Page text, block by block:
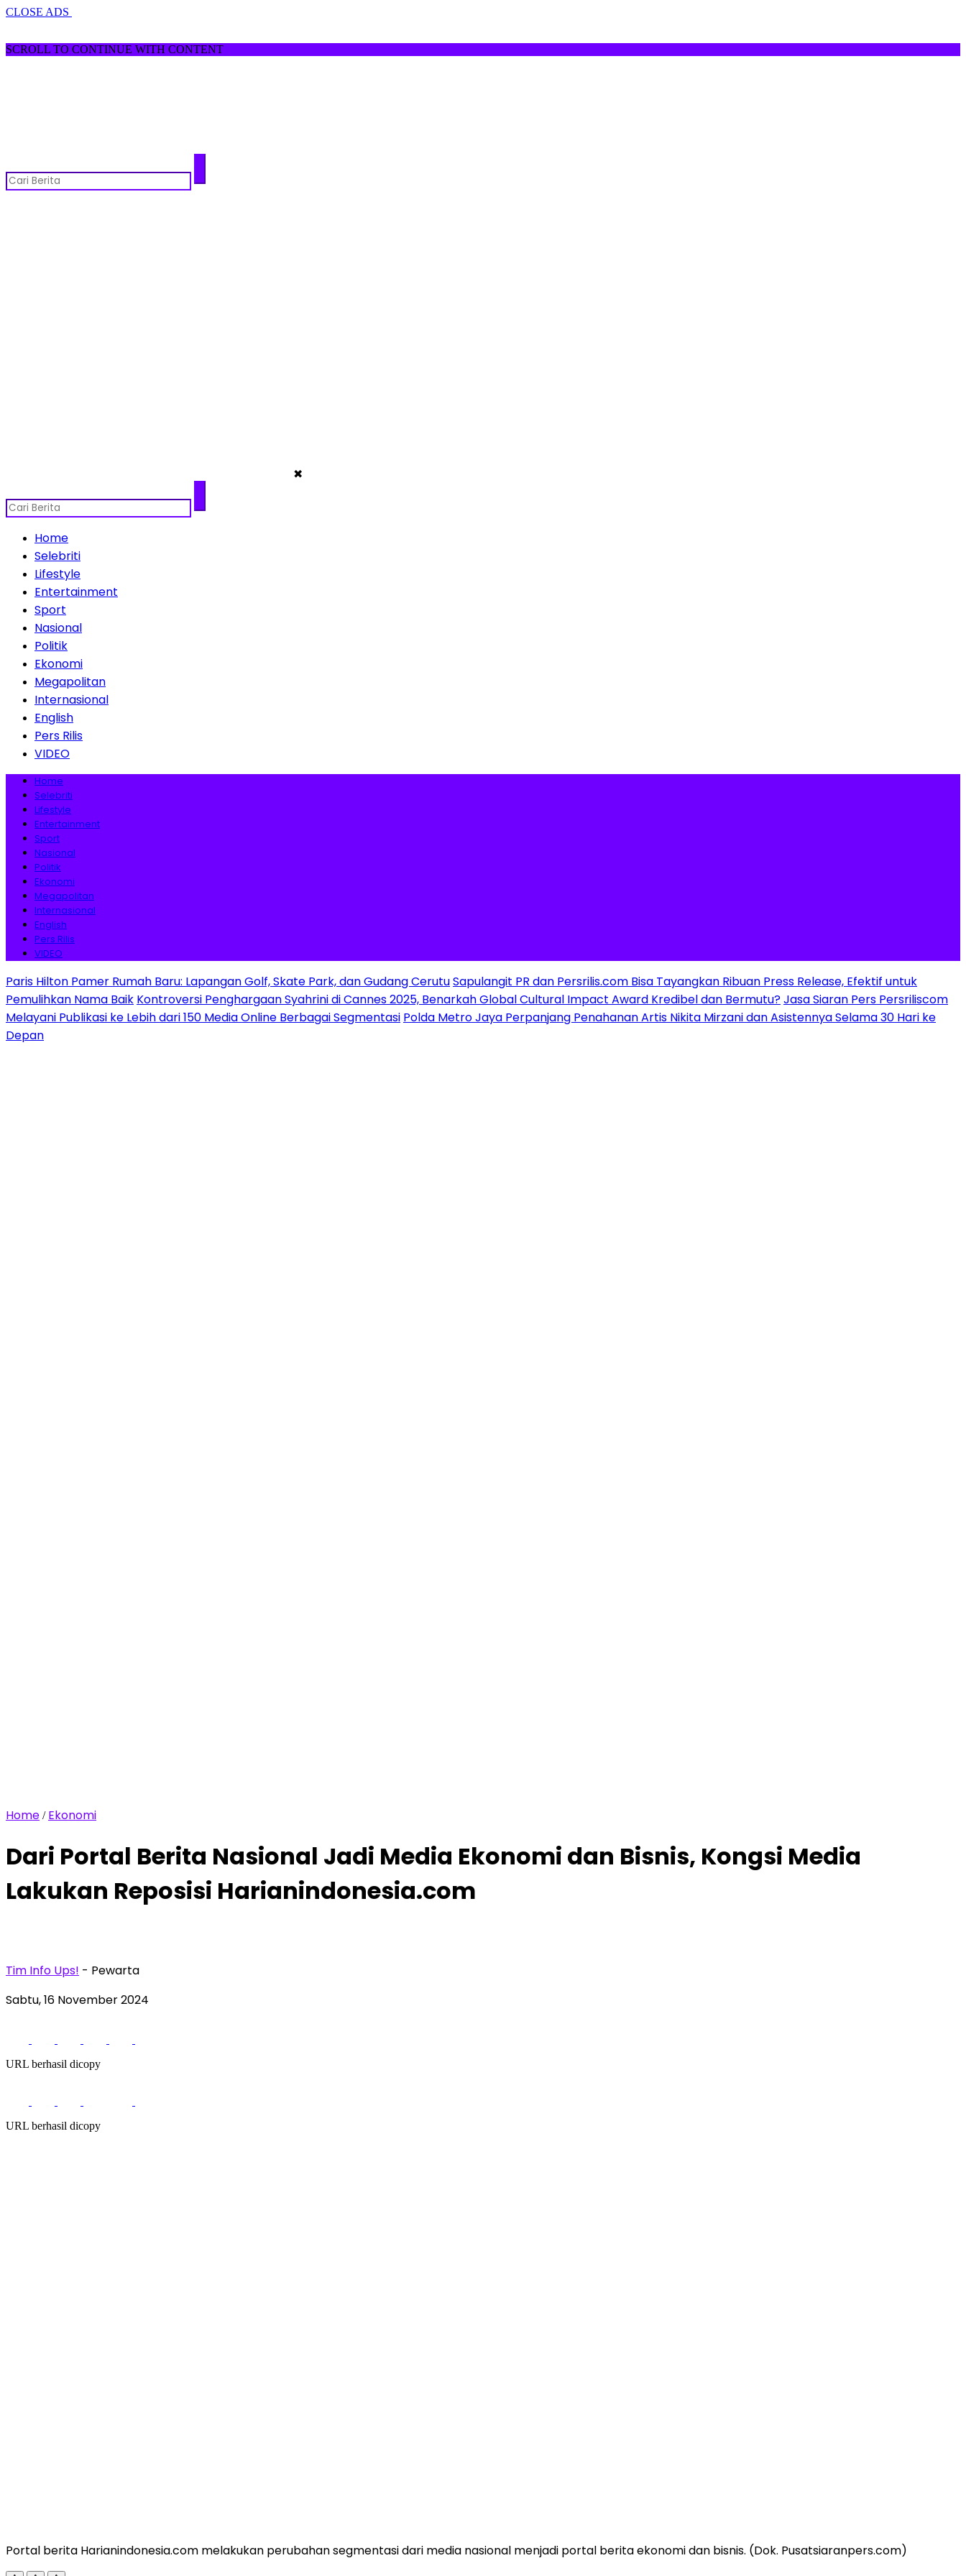
CLOSE ADS
SCROLL TO CONTINUE WITH CONTENT
✖
Home
Selebriti
Lifestyle
Entertainment
Sport
Nasional
Politik
Ekonomi
Megapolitan
Internasional
English
Pers Rilis
VIDEO
Home
Selebriti
Lifestyle
Entertainment
Sport
Nasional
Politik
Ekonomi
Megapolitan
Internasional
English
Pers Rilis
VIDEO
Paris Hilton Pamer Rumah Baru: Lapangan Golf, Skate Park, dan Gudang CerutuSapulangit PR dan Persrilis.com Bisa Tayangkan Ribuan Press Release, Efektif untuk
Pemulihkan Nama Baik Kontroversi Penghargaan Syahrini di Cannes 2025, Benarkah Global Cultural Impact Award Kredibel dan Bermutu?Jasa Siaran Pers Persriliscom
Melayani Publikasi ke Lebih dari 150 Media Online Berbagai Segmentasi Polda Metro Jaya Perpanjang Penahanan Artis Nikita Mirzani dan Asistennya Selama 30 Hari ke
Depan
Home / Ekonomi
Dari Portal Berita Nasional Jadi Media Ekonomi dan Bisnis, Kongsi Media
Lakukan Reposisi Harianindonesia.com
Tim Info Ups! - Pewarta
Sabtu, 16 November 2024
URL berhasil dicopy
URL berhasil dicopy
Portal berita Harianindonesia.com melakukan perubahan segmentasi dari media nasional menjadi portal berita ekonomi dan bisnis. (Dok. Pusatsiaranpers.com)